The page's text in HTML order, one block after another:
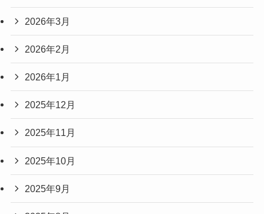
2026年3月
2026年2月
2026年1月
2025年12月
2025年11月
2025年10月
2025年9月